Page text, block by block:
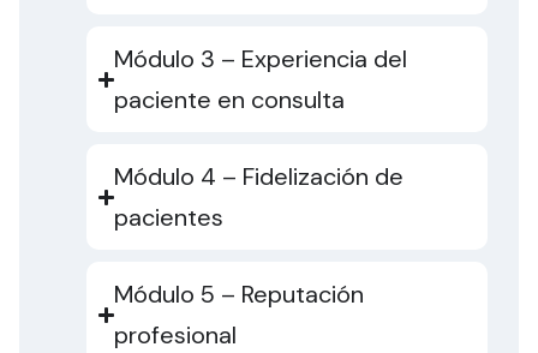
Módulo 3 – Experiencia del
paciente en consulta
Módulo 4 – Fidelización de
pacientes
Módulo 5 – Reputación
profesional